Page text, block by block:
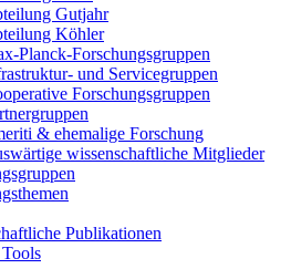
Gutjahr
Köhler
Planck-Forschungsgruppen
und Servicegruppen
Forschungsgruppen
& ehemalige Forschung
wissenschaftliche Mitglieder
Publikationen